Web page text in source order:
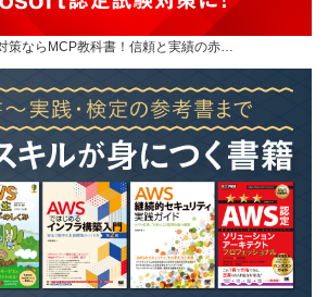
策ならMCP教科書！信頼と実績の赤…